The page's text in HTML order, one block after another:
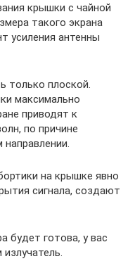
крышки с чайной
такого экрана
усиления антенны
только плоской.
максимально
приводят к
по причине
на крышке явно
сигнала, создают
будет готова, у вас